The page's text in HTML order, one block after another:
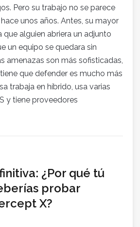
Pero su trabajo no se parece
unos años. Antes, su mayor
que alguien abriera un adjunto
un equipo se quedara sin
amenazas son más sofisticadas,
que defender es mucho más
trabaja en híbrido, usa varias
y tiene proveedores
¿Por qué tú
probar
X?